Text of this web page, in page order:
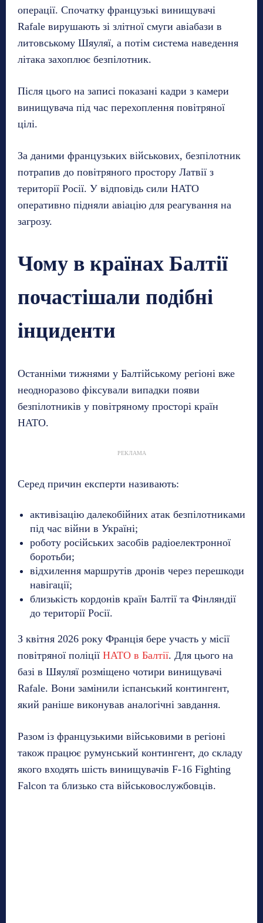
операції. Спочатку французькі винищувачі
Rafale вирушають зі злітної смуги авіабази в
литовському Шяуляї, а потім система наведення
літака захоплює безпілотник.
Після цього на записі показані кадри з камери
винищувача під час перехоплення повітряної
цілі.
За даними французьких військових, безпілотник
потрапив до повітряного простору Латвії з
території Росії. У відповідь сили НАТО
оперативно підняли авіацію для реагування на
загрозу.
Чому в країнах Балтії
почастішали подібні
інциденти
Останніми тижнями у Балтійському регіоні вже
неодноразово фіксували випадки появи
безпілотників у повітряному просторі країн
НАТО.
РЕКЛАМА
Серед причин експерти називають:
активізацію далекобійних атак безпілотниками
під час війни в Україні;
роботу російських засобів радіоелектронної
боротьби;
відхилення маршрутів дронів через перешкоди
навігації;
близькість кордонів країн Балтії та Фінляндії
до території Росії.
З квітня 2026 року Франція бере участь у місії
повітряної поліції НАТО в Балтії. Для цього на
базі в Шяуляї розміщено чотири винищувачі
Rafale. Вони замінили іспанський контингент,
який раніше виконував аналогічні завдання.
Разом із французькими військовими в регіоні
також працює румунський контингент, до складу
якого входять шість винищувачів F-16 Fighting
Falcon та близько ста військовослужбовців.